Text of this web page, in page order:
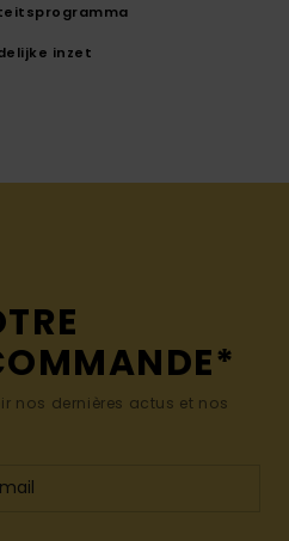
inzet
nos dernières actus et nos